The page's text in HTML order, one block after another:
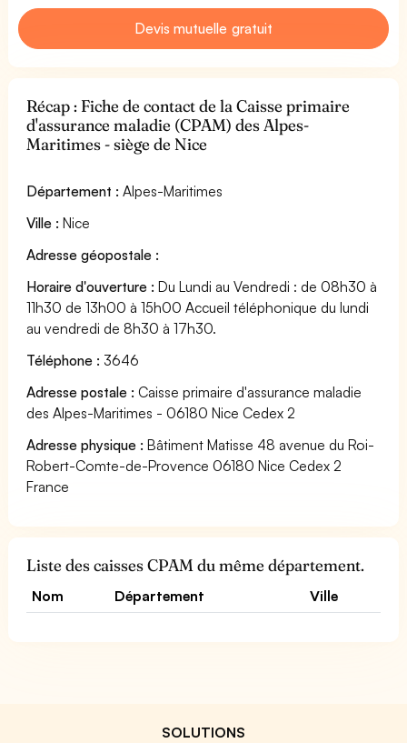
Devis mutuelle gratuit
Récap : Fiche de contact de la Caisse primaire
d'assurance maladie (CPAM) des Alpes-
Maritimes - siège de Nice
Département : Alpes-Maritimes
Ville : Nice
Adresse géopostale :
Horaire d'ouverture : Du Lundi au Vendredi : de 08h30 à
11h30 de 13h00 à 15h00 Accueil téléphonique du lundi
au vendredi de 8h30 à 17h30.
Téléphone : 3646
Adresse postale : Caisse primaire d'assurance maladie
des Alpes-Maritimes - 06180 Nice Cedex 2
Adresse physique : Bâtiment Matisse 48 avenue du Roi-
Robert-Comte-de-Provence 06180 Nice Cedex 2
France
Liste des caisses CPAM du même département.
Nom Département Ville
SOLUTIONS